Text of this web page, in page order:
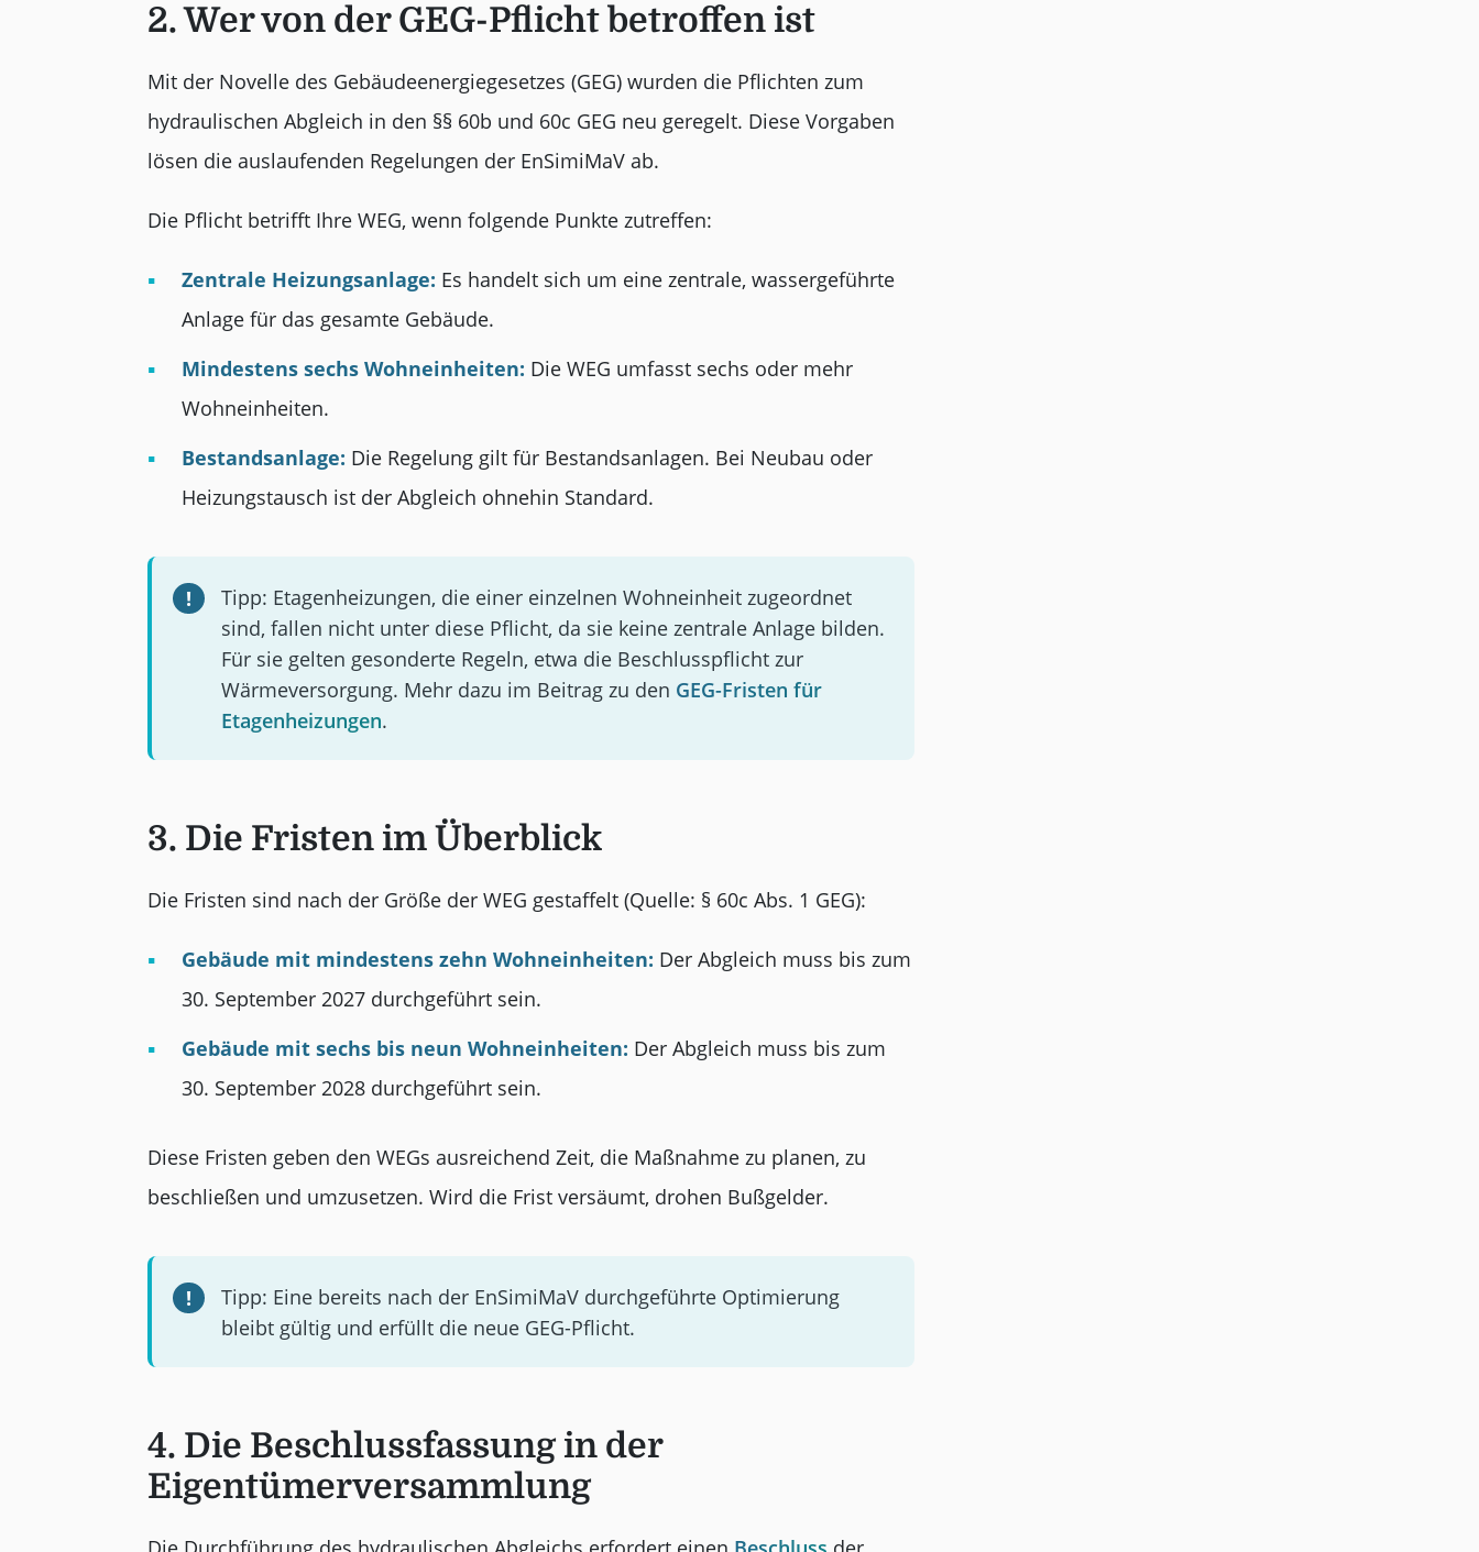
2. Wer von der GEG-Pflicht betroffen ist
Mit der Novelle des Gebäudeenergiegesetzes (GEG) wurden die Pflichten zum
hydraulischen Abgleich in den §§ 60b und 60c GEG neu geregelt. Diese Vorgaben
lösen die auslaufenden Regelungen der EnSimiMaV ab.
Die Pflicht betrifft Ihre WEG, wenn folgende Punkte zutreffen:
Zentrale Heizungsanlage: Es handelt sich um eine zentrale, wassergeführte
Anlage für das gesamte Gebäude.
Mindestens sechs Wohneinheiten: Die WEG umfasst sechs oder mehr
Wohneinheiten.
Bestandsanlage: Die Regelung gilt für Bestandsanlagen. Bei Neubau oder
Heizungstausch ist der Abgleich ohnehin Standard.
Tipp: Etagenheizungen, die einer einzelnen Wohneinheit zugeordnet
sind, fallen nicht unter diese Pflicht, da sie keine zentrale Anlage bilden.
Für sie gelten gesonderte Regeln, etwa die Beschlusspflicht zur
Wärmeversorgung. Mehr dazu im Beitrag zu den GEG-Fristen für
Etagenheizungen.
3. Die Fristen im Überblick
Die Fristen sind nach der Größe der WEG gestaffelt (Quelle: § 60c Abs. 1 GEG):
Gebäude mit mindestens zehn Wohneinheiten: Der Abgleich muss bis zum
30. September 2027 durchgeführt sein.
Gebäude mit sechs bis neun Wohneinheiten: Der Abgleich muss bis zum
30. September 2028 durchgeführt sein.
Diese Fristen geben den WEGs ausreichend Zeit, die Maßnahme zu planen, zu
beschließen und umzusetzen. Wird die Frist versäumt, drohen Bußgelder.
Tipp: Eine bereits nach der EnSimiMaV durchgeführte Optimierung
bleibt gültig und erfüllt die neue GEG-Pflicht.
4. Die Beschlussfassung in der
Eigentümerversammlung